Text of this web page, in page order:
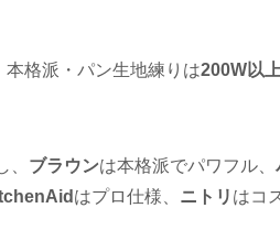
本格派・パン生地練りは200W以上
ブラウンは本格派でパワフル、
はプロ仕様、 ニトリ はコ